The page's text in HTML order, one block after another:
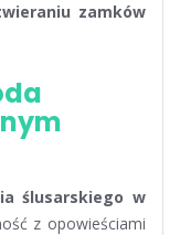
zamków
ślusarskiego w
z opowieściami